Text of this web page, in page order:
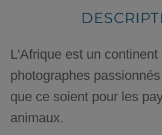
L'Afrique est un
photographes
que ce soient pour les
animaux.